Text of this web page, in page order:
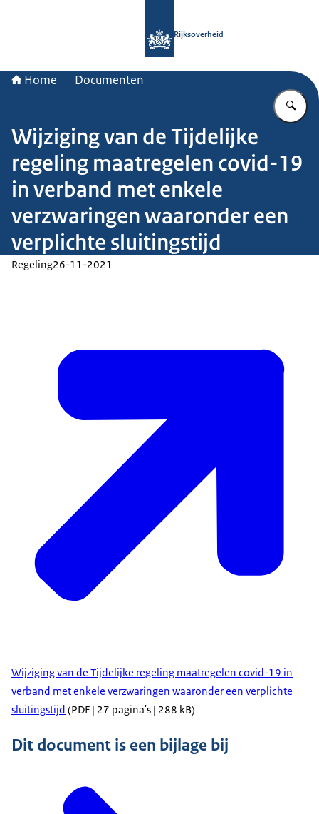
Rijksoverheid
Home Documenten
Wijziging van de Tijdelijke
regeling maatregelen covid-19
in verband met enkele
verzwaringen waaronder een
verplichte sluitingstijd
Regeling26-11-2021
Wijziging van de Tijdelijke regeling maatregelen covid-19 in
verband met enkele verzwaringen waaronder een verplichte
sluitingstijd (PDF | 27 pagina's | 288 kB)
Dit document is een bijlage bij